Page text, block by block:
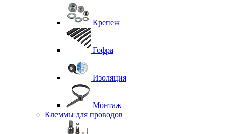
Крепеж
Гофра
Изоляция
Монтаж
Клеммы для проводов